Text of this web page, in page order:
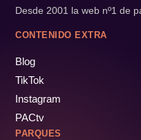
Desde 2001 la web nº1 de
CONTENIDO EXTRA
Blog
TikTok
Instagram
PACtv
PARQUES